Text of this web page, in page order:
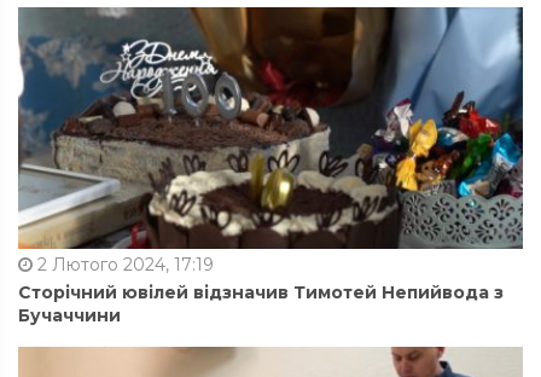
2 Лютого 2024, 17:19
Сторічний ювілей відзначив Тимотей Непийвода з
Бучаччини